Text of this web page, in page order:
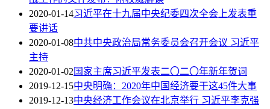
2020-01-14习近平在十九届中央纪委四次全会上发表重
要讲话
2020-01-08中共中央政治局常务委员会召开会议 习近平
主持
2020-01-02国家主席习近平发表二〇二〇年新年贺词
2019-12-15中央明确：2020年中国经济要干这45件大事
2019-12-13中央经济工作会议在北京举行 习近平李克强